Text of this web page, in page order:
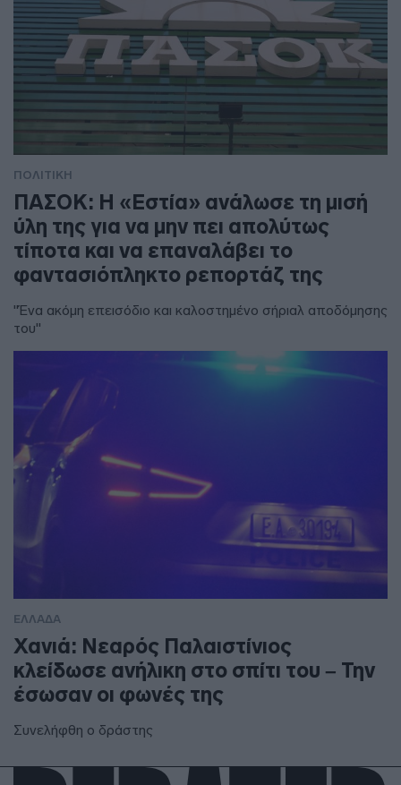
ΠΟΛΙΤΙΚΗ
ΠΑΣΟΚ: Η «Εστία» ανάλωσε τη μισή
ύλη της για να μην πει απολύτως
τίποτα και να επαναλάβει το
φαντασιόπληκτο ρεπορτάζ της
"Ένα ακόμη επεισόδιο και καλοστημένο σήριαλ αποδόμησης
του"
ΕΛΛΑΔΑ
Χανιά: Νεαρός Παλαιστίνιος
κλείδωσε ανήλικη στο σπίτι του – Την
έσωσαν οι φωνές της
Συνελήφθη ο δράστης